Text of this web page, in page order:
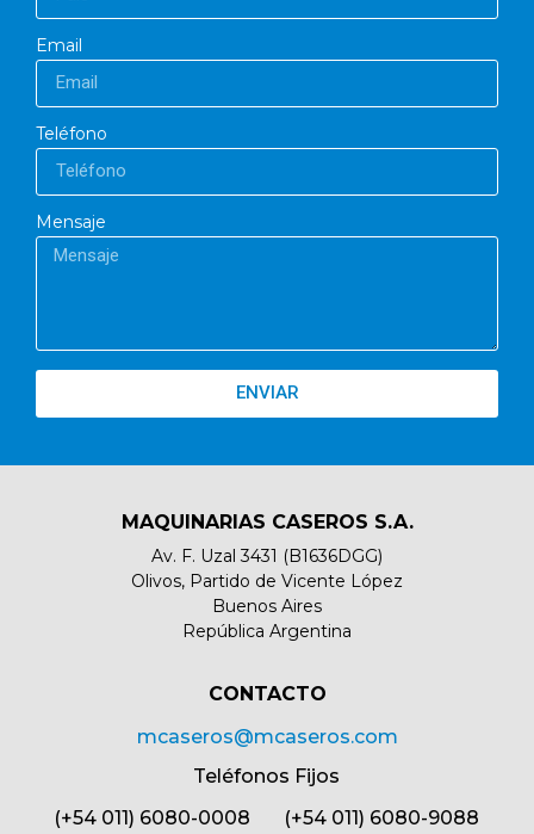
Email
Teléfono
Mensaje
ENVIAR
MAQUINARIAS CASEROS S.A.
Av. F. Uzal 3431 (B1636DGG)
Olivos, Partido de Vicente López
Buenos Aires
República Argentina
CONTACTO​
mcaseros@mcaseros.com
Teléfonos Fijos
(+54 011) 6080-0008 (+54 011) 6080-9088